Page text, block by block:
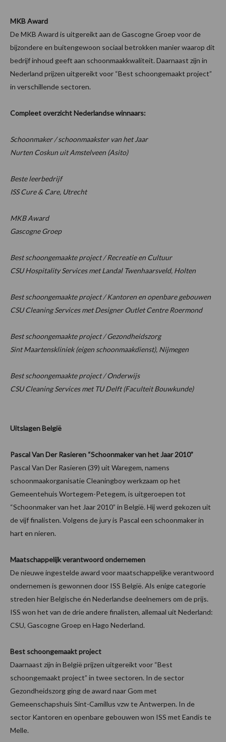
MKB Award
De MKB Award is uitgereikt aan de Gascogne Groep voor de
bijzondere en buitengewoon sociaal betrokken manier waarop dit
bedrijf inhoud geeft aan schoonmaakkwaliteit. Daarnaast zijn in
Nederland prijzen uitgereikt voor “Best schoongemaakt project”
in verschillende sectoren.
Compleet overzicht Nederlandse winnaars:
Schoonmaker / schoonmaakster van het Jaar
Nurten Coskun uit Amstelveen (Asito)
Beste leerbedrijf
ISS Cure & Care, Utrecht
MKB Award
Gascogne Groep
Best schoongemaakte project / Recreatie en Cultuur
CSU Hospitality Services met Landal Twenhaarsveld, Holten
Best schoongemaakte project / Kantoren en openbare gebouwen
CSU Cleaning Services met Designer Outlet Centre Roermond
Best schoongemaakte project / Gezondheidszorg
Sint Maartenskliniek (eigen schoonmaakdienst), Nijmegen
Best schoongemaakte project / Onderwijs
CSU Cleaning Services met TU Delft (Faculteit Bouwkunde)
Uitslagen België
Pascal Van Der Rasieren “Schoonmaker van het Jaar 2010”
Pascal Van Der Rasieren (39) uit Waregem, namens
schoonmaakorganisatie Cleaningboy werkzaam op het
Gemeentehuis Wortegem-Petegem, is uitgeroepen tot
“Schoonmaker van het Jaar 2010” in België. Hij werd gekozen uit
de vijf finalisten. Volgens de jury is Pascal een schoonmaker in
hart en nieren.
Maatschappelijk verantwoord ondernemen
De nieuwe ingestelde award voor maatschappelijke verantwoord
ondernemen is gewonnen door ISS België. Als enige categorie
streden hier Belgische én Nederlandse deelnemers om de prijs.
ISS won het van de drie andere finalisten, allemaal uit Nederland:
CSU, Gascogne Groep en Hago Nederland.
Best schoongemaakt project
Daarnaast zijn in België prijzen uitgereikt voor “Best
schoongemaakt project” in twee sectoren. In de sector
Gezondheidszorg ging de award naar Gom met
Gemeenschapshuis Sint-Camillus vzw te Antwerpen. In de
sector Kantoren en openbare gebouwen won ISS met Eandis te
Melle.